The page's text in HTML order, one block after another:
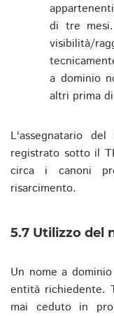
di tre
visibilità/
a dominio
altri prima
L'assegnatario
registrato sotto il
circa i canoni
risarcimento.
5.7 Utilizzo del
Un nome a
entità richiedente.
mai ceduto in